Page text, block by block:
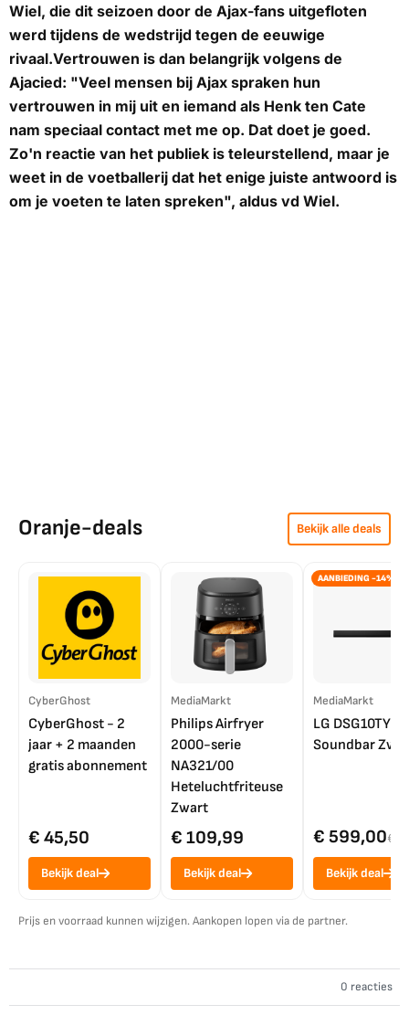
Wiel, die dit seizoen door de Ajax-fans uitgefloten
werd tijdens de wedstrijd tegen de eeuwige
rivaal.Vertrouwen is dan belangrijk volgens de
Ajacied: "Veel mensen bij Ajax spraken hun
vertrouwen in mij uit en iemand als Henk ten Cate
nam speciaal contact met me op. Dat doet je goed.
Zo'n reactie van het publiek is teleurstellend, maar je
weet in de voetballerij dat het enige juiste antwoord is
om je voeten te laten spreken", aldus vd Wiel.
Oranje-deals Bekijk alle deals
CyberGhost
CyberGhost - 2
jaar + 2 maanden
gratis abonnement
€ 45,50
Bekijk deal
MediaMarkt
Philips Airfryer
2000-serie
NA321/00
Heteluchtfriteuse
Zwart
€ 109,99
Bekijk deal
AANBIEDING -14%
MediaMarkt
LG DSG10TY
Soundbar
€ 599,00€
Bekijk deal
Prijs en voorraad kunnen wijzigen. Aankopen lopen via de partner.
0 reacties